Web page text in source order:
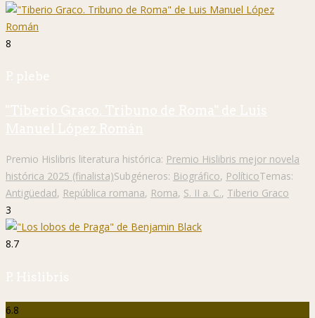
8
P. plebe
"Tiberio Graco. Tribuno de Roma" de Luis
Manuel López Román
Premio Hislibris literatura histórica: Premio Hislibris mejor novela
histórica 2025 (finalista)Subgéneros: Biográfico, PolíticoTemas:
Antigüedad, República romana, Roma, S. II a. C., Tiberio Graco
3
8.7
P. Hislibris
6.8